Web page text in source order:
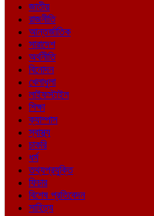
জাতীয়
রাজনীতি
আন্তর্জাতিক
সারাদেশ
অর্থনীতি
বিনোদন
খেলাধুলা
লাইফস্টাইল
শিক্ষা
ক্যাম্পাস
স্বাস্থ্য
চাকরি
ধর্ম
তথ্যপ্রযুক্তি
ফিচার
বিশেষ প্রতিবেদন
সাহিত্য